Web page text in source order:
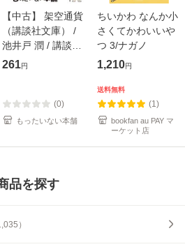
【中古】 架空通貨
（講談社文庫） /
池井戸 潤 / 講談社
[文庫]【メール便送
261円
(0)
もったいない本舗
ちいかわ なんか小
さくてかわいいや
つ 3/ナガノ
1,210円
送料無料
(1)
bookfan au PAY マ
ーケット店
品を探す
）